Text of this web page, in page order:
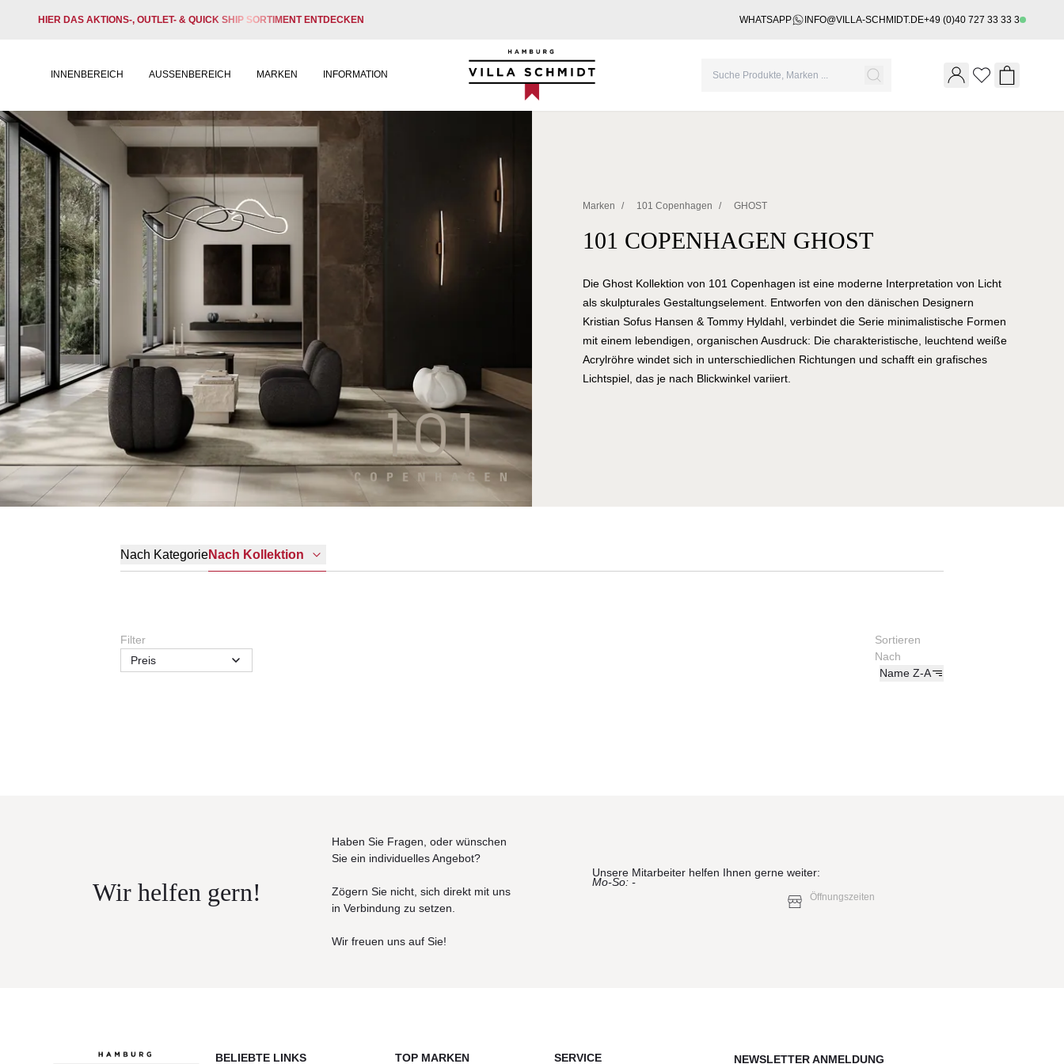
HIER DAS AKTIONS-, OUTLET- & QUICK SHIP SORTIMENT ENTDECKEN WHATSAPP INFO@VILLA-SCHMIDT.DE+49 (0)40 727 33 33 3
INNENBEREICH AUSSENBEREICH MARKEN INFORMATION
Villa Schmidt
Wishlist
Marken / 101 Copenhagen / GHOST
101 COPENHAGEN GHOST
Die Ghost Kollektion von 101 Copenhagen ist eine moderne Interpretation von Licht
als skulpturales Gestaltungselement. Entworfen von den dänischen Designern
Kristian Sofus Hansen & Tommy Hyldahl, verbindet die Serie minimalistische Formen
mit einem lebendigen, organischen Ausdruck: Die charakteristische, leuchtend weiße
Acrylröhre windet sich in unterschiedlichen Richtungen und schafft ein grafisches
Lichtspiel, das je nach Blickwinkel variiert.
Nach KategorieNach Kollektion
Filter
Preis
Sortieren
Nach
Name Z-A
Wir helfen gern!
Haben Sie Fragen, oder wünschen
Sie ein individuelles Angebot?
Zögern Sie nicht, sich direkt mit uns
in Verbindung zu setzen.
Wir freuen uns auf Sie!
Unsere Mitarbeiter helfen Ihnen gerne weiter:
Mo-So: -
Öffnungszeiten
BELIEBTE LINKS TOP MARKEN SERVICE NEWSLETTER ANMELDUNG